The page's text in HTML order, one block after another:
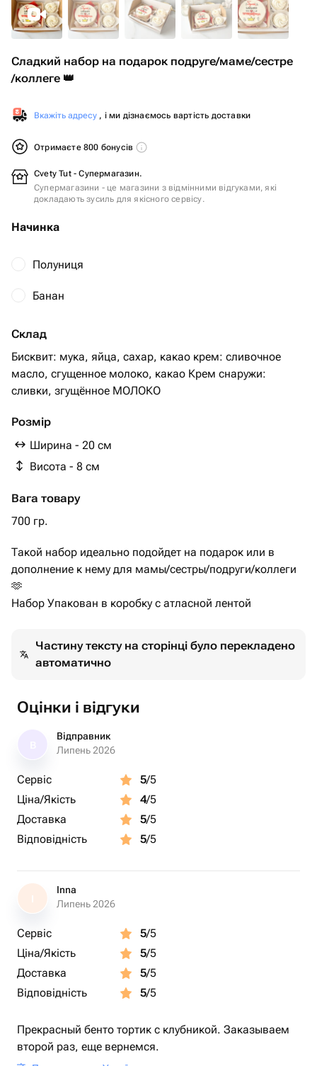
Сладкий набор на подарок подруге/маме/сестре
/коллеге 👑
Вкажіть адресу , і ми дізнаємось вартість доставки
Отримаєте 800 бонусів
Cvety Tut - Супермагазин.
Супермагазини - це магазини з відмінними відгуками, які
докладають зусиль для якісного сервісу.
Начинка
Полуниця
Банан
Склад
Бисквит: мука, яйца, сахар, какао крем: сливочное
масло, сгущенное молоко, какао Крем снаружи:
сливки, згущённое МОЛОКО
Розмір
Ширина - 20 см
Висота - 8 см
Вага товару
700 гр.
Такой набор идеально подойдет на подарок или в
дополнение к нему для мамы/сестры/подруги/коллеги
🫶
Набор Упакован в коробку с атласной лентой
Частину тексту на сторінці було перекладено
автоматично
Оцінки і відгуки
Відправник
Липень 2026
Сервіс 5/5
Ціна/Якість
4/5
Доставка
5/5
Відповідність
5/5
I
Inna
Липень 2026
Сервіс 5/5
Ціна/Якість
5/5
Доставка
5/5
Відповідність
5/5
Прекрасный бенто тортик с клубникой. Заказываем
второй раз, еще вернемся.